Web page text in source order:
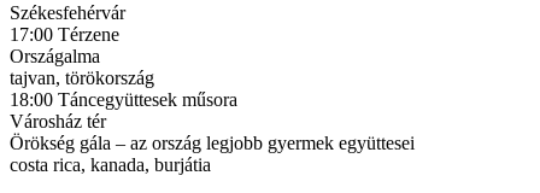
Székesfehérvár
17:00 Térzene
Országalma
tajvan, törökország
18:00 Táncegyüttesek műsora
Városház tér
Örökség gála – az ország legjobb gyermek együttesei
costa rica, kanada, burjátia